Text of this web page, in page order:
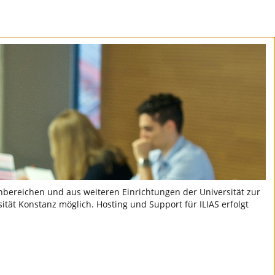
und aus weiteren Einrichtungen der Universität zur
Konstanz möglich. Hosting und Support für ILIAS erfolgt